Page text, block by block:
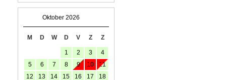
Oktober 2026
M D W D V Z Z
1 2 3
4
5
6 7 8 9 10
11
12
13 14 15 16 17 18